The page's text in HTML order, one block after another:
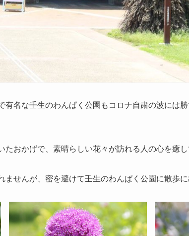
有名な壬生のわんぱく公園もコロナ自粛の波には
たおかげで、素晴らしい花々が訪れる人の心を癒
ませんが、密を避けて壬生のわんぱく公園に散歩